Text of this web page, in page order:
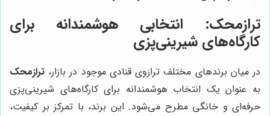
ترازمحک: انتخابی هوشمندانه برای
کارگاه‌های شیرینی‌پزی
در میان برندهای مختلف ترازوی قنادی موجود در بازار، ترازمحک
به عنوان یک انتخاب هوشمندانه برای کارگاه‌های شیرینی‌پزی
حرفه‌ای و خانگی مطرح می‌شود. این برند، با تمرکز بر کیفیت،